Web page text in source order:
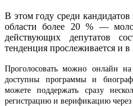
В этом году среди
области более 20 % —
действующих депутатов
тенденция прослеживается и в
Проголосовать можно онлайн
доступны программы и
можете поддержать сразу
регистрацию и верификацию через